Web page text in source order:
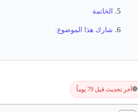
الخاتمة
شارك هذا الموضوع:
🔴آخر تحديث قبل 79 يوماً